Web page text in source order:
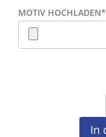
MOTIV HOCHLADEN*